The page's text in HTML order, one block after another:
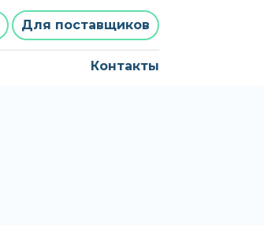
Для поставщиков
Контакты